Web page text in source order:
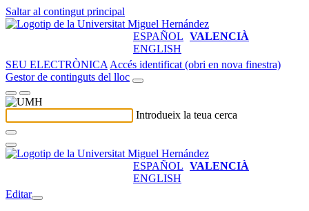
Saltar al contingut principal
ESPAÑOL VALENCIÀ
ENGLISH
SEU ELECTRÒNICA Accés identificat (obri en nova finestra)
Gestor de continguts del lloc
Introdueix la teua cerca
ESPAÑOL VALENCIÀ
ENGLISH
Editar